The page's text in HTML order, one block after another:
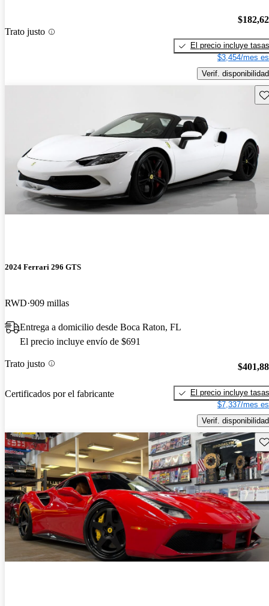
Trato justo
El precio incluye tasas
$3,454/mes
Verif. disponibilidad
2024 Ferrari 296 GTS
RWD 909 millas
Entrega a domicilio desde Boca Raton, FL
El precio incluye envío de $691
Trato justo
Certificados por el fabricante
El precio incluye tasas
$7,337/mes
Verif. disponibilidad